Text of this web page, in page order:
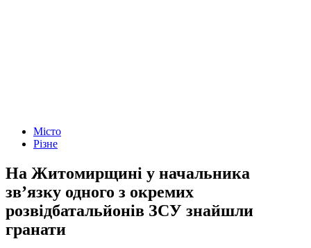
Місто
Різне
На Житомирщині у начальника
зв’язку одного з окремих
розвідбатальйонів ЗСУ знайшли
гранати